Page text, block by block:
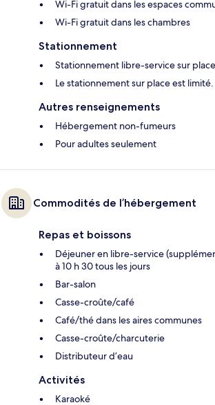
Wi-Fi gratuit dans les espaces
Wi-Fi gratuit dans les chambres
Stationnement
Stationnement libre-service sur
Le stationnement sur place est limité.
Autres renseignements
Hébergement non-fumeurs
Pour adultes seulement
Commodités de l’hébergement
Repas et boissons
Déjeuner en libre-service
à 10 h 30 tous les jours
Bar-salon
Casse-croûte/café
Café/thé dans les aires communes
Casse-croûte/charcuterie
Distributeur d’eau
Activités
Karaoké